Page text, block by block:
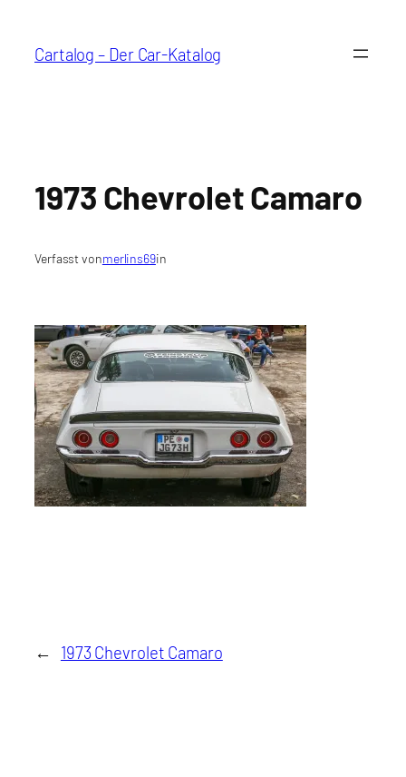
springen
Cartalog – Der Car-Katalog
1973 Chevrolet Camaro
Verfasst vonmerlins69in
← 1973 Chevrolet Camaro